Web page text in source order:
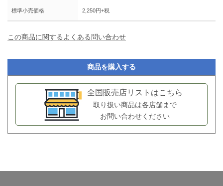
標準小売価格 2,250円+税
この商品に関するよくある問い合わせ
商品を購入する
全国販売店リストはこちら
取り扱い商品は各店舗まで
お問い合わせください